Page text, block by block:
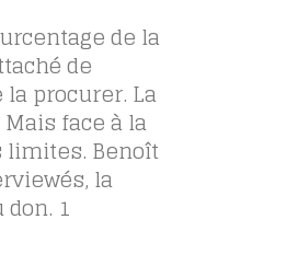
de la
de
procurer. La
face à la
limites. Benoît
la
1